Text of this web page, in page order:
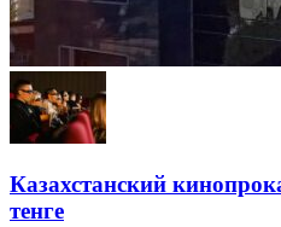
Казахстанский
тенге